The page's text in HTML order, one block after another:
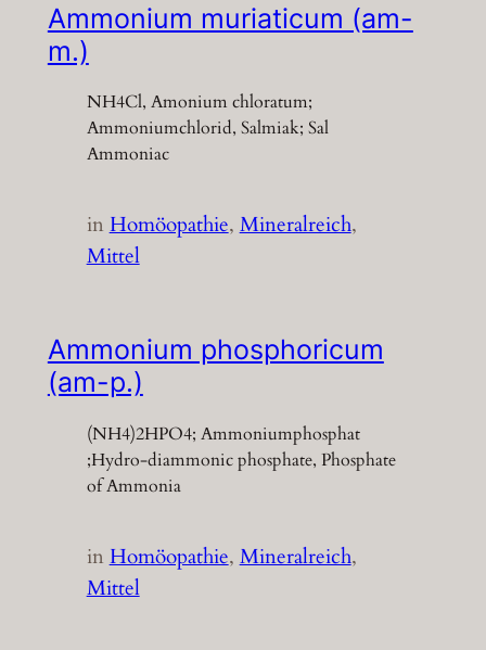
Ammonium muriaticum (am-
m.)
NH4Cl, Amonium chloratum;
Ammoniumchlorid, Salmiak; Sal
Ammoniac
inHomöopathie, Mineralreich
Mittel
Ammonium phosphoricum
(am-p.)
(NH4)2HPO4; Ammoniumphosphat
;Hydro-diammonic phosphate, Phosphate
of Ammonia
inHomöopathie, Mineralreich
Mittel